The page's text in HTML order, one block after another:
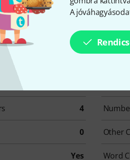
A 4
4
0 Other
Yes Word